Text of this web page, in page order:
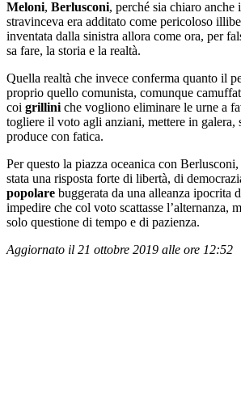
Meloni, Berlusconi, perché sia chiaro anche
stravinceva era additato come pericoloso
inventata dalla sinistra allora come ora, per
sa fare, la storia e la realtà.
Quella realtà che invece conferma quanto il
proprio quello comunista, comunque
coi grillini che vogliono eliminare le urne a
togliere il voto agli anziani, mettere in galera,
produce con fatica.
Per questo la piazza oceanica con
stata una risposta forte di libertà, di
popolare buggerata da una alleanza ipocrita
impedire che col voto scattasse l’alternanza,
solo questione di tempo e di pazienza.
Aggiornato il 21 ottobre 2019 alle ore 12:52